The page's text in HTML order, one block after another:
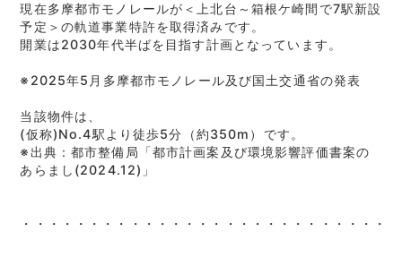
現在多摩都市モノレールが＜上北台～箱根ケ崎間で7駅新設
予定＞の軌道事業特許を取得済みです。
開業は2030年代半ばを目指す計画となっています。
※2025年5月多摩都市モノレール及び国土交通省の発表
当該物件は、
(仮称)No.4駅より徒歩5分（約350m）です。
※出典：都市整備局「都市計画案及び環境影響評価書案の
あらまし(2024.12)」
・・・・・・・・・・・・・・・・・・・・・・・・・・・